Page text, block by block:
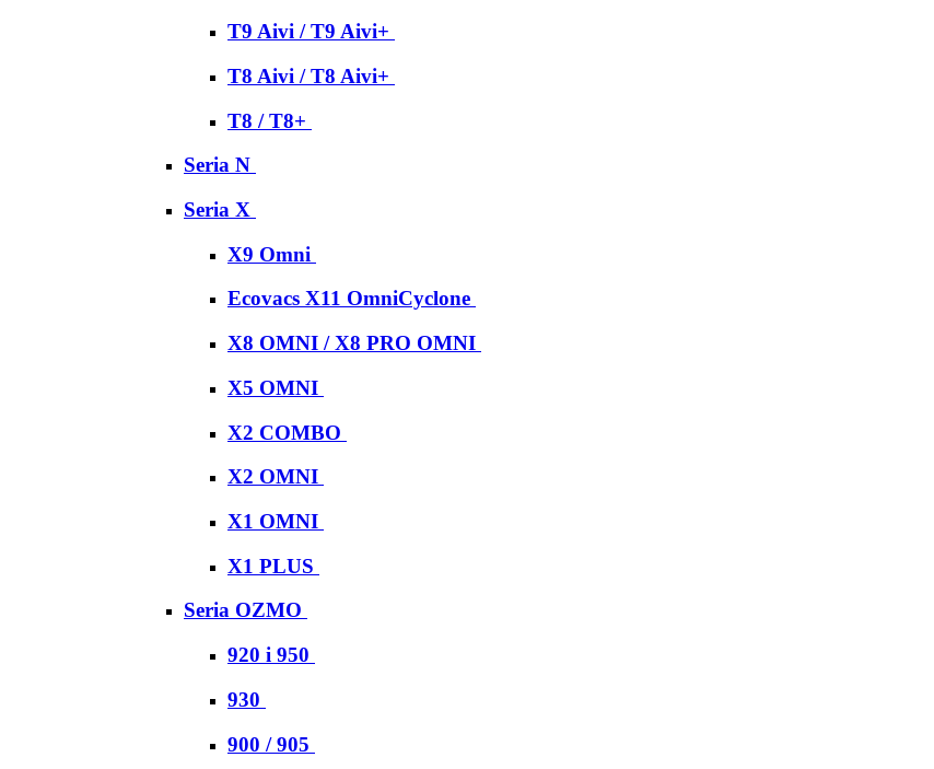
T9 Aivi / T9 Aivi+
T8 Aivi / T8 Aivi+
T8 / T8+
Seria N
Seria X
X9 Omni
Ecovacs X11 OmniCyclone
X8 OMNI / X8 PRO OMNI
X5 OMNI
X2 COMBO
X2 OMNI
X1 OMNI
X1 PLUS
Seria OZMO
920 i 950
930
900 / 905